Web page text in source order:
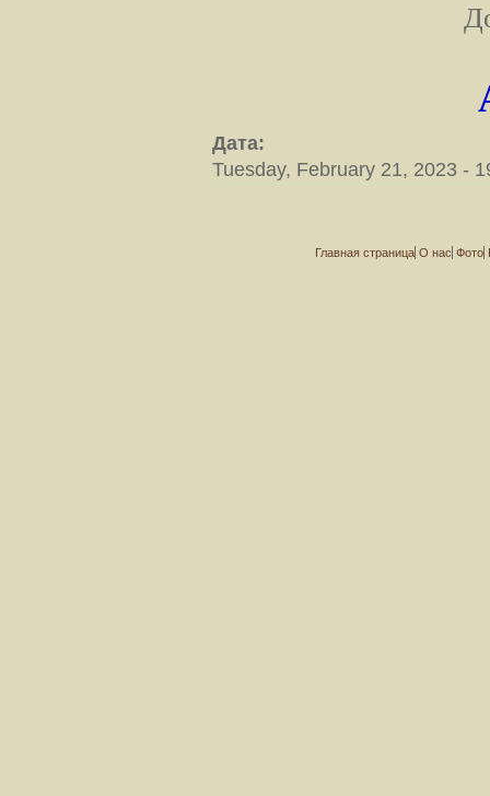
Дата:
Tuesday, February 21, 2023 -
Главная страница О нас Фото